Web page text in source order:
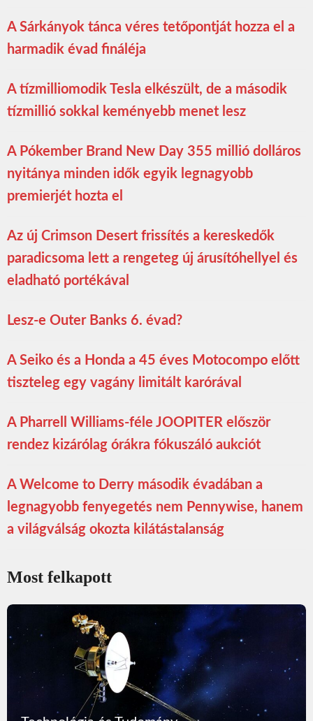
A Sárkányok tánca véres tetőpontját hozza el a
harmadik évad fináléja
A tízmilliomodik Tesla elkészült, de a második
tízmillió sokkal keményebb menet lesz
A Pókember Brand New Day 355 millió dolláros
nyitánya minden idők egyik legnagyobb
premierjét hozta el
Az új Crimson Desert frissítés a kereskedők
paradicsoma lett a rengeteg új árusítóhellyel és
eladható portékával
Lesz-e Outer Banks 6. évad?
A Seiko és a Honda a 45 éves Motocompo előtt
tiszteleg egy vagány limitált karórával
A Pharrell Williams-féle JOOPITER először
rendez kizárólag órákra fókuszáló aukciót
A Welcome to Derry második évadában a
legnagyobb fenyegetés nem Pennywise, hanem
a világválság okozta kilátástalanság
Most felkapott